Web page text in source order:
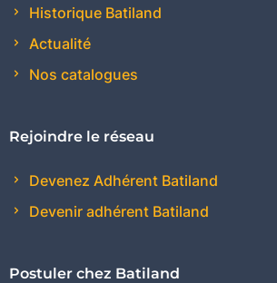
Historique Batiland
Actualité
Nos catalogues
Rejoindre le réseau
Devenez Adhérent Batiland
Devenir adhérent Batiland
Postuler chez Batiland